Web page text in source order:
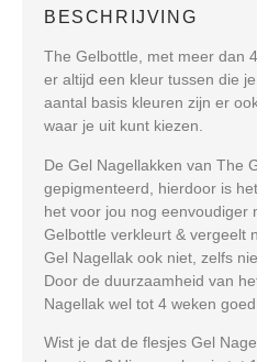
BESCHRIJVING
The Gelbottle, met meer dan
er altijd een kleur tussen die
aantal basis kleuren zijn er
waar je uit kunt kiezen.
De Gel Nagellakken van The
gepigmenteerd, hierdoor is
het voor jou nog eenvoudiger
Gelbottle verkleurt & vergeelt
Gel Nagellak ook niet, zelfs
Door de duurzaamheid van
Nagellak wel tot 4 weken goed
Wist je dat de flesjes Gel